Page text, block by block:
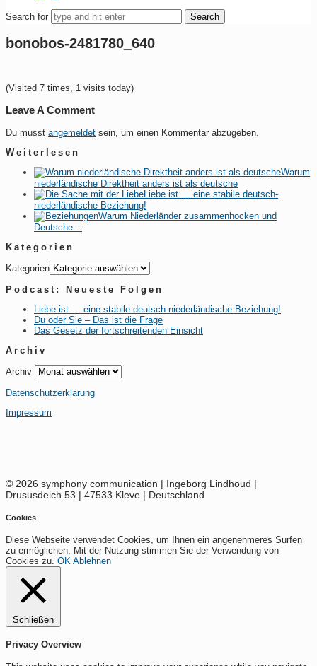
Search for
bonobos-2481780_640
(Visited 7 times, 1 visits today)
Leave A Comment
Du musst angemeldet sein, um einen Kommentar abzugeben.
Weiterlesen
Warum
niederländische Direktheit anders ist als deutsche
Liebe ist … eine stabile deutsch-
niederländische Beziehung!
Warum Niederländer zusammenhocken und
Deutsche…
Kategorien
Kategorien
Podcast: Neueste Folgen
Liebe ist … eine stabile deutsch-niederländische Beziehung!
Du oder Sie – Das ist die Frage
Das Gesetz der fortschreitenden Einsicht
Archiv
Archiv
Datenschutzerklärung
Impressum
© 2026 symphony communication | Ingeborg Lindhoud |
Drususdeich 53 | 47533 Kleve | Deutschland
Cookies
Diese Webseite verwendet Cookies, um Ihnen ein angenehmeres Surfen
zu ermöglichen. Mit der Nutzung stimmen Sie der Verwendung von
Cookies zu. OK Ablehnen
Schließen
Privacy Overview